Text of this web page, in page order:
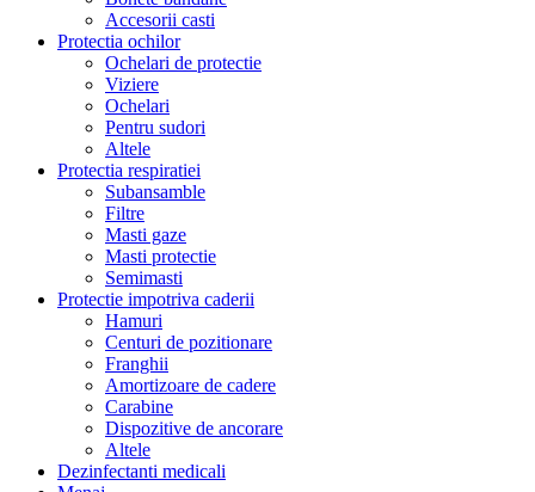
Accesorii casti
Protectia ochilor
Ochelari de protectie
Viziere
Ochelari
Pentru sudori
Altele
Protectia respiratiei
Subansamble
Filtre
Masti gaze
Masti protectie
Semimasti
Protectie impotriva caderii
Hamuri
Centuri de pozitionare
Franghii
Amortizoare de cadere
Carabine
Dispozitive de ancorare
Altele
Dezinfectanti medicali